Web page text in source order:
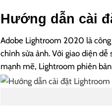
Hướng dẫn cài
Adobe Lightroom 2020 là
chỉnh sửa ảnh. Với giao diện
mạnh mẽ, Lightroom phiên